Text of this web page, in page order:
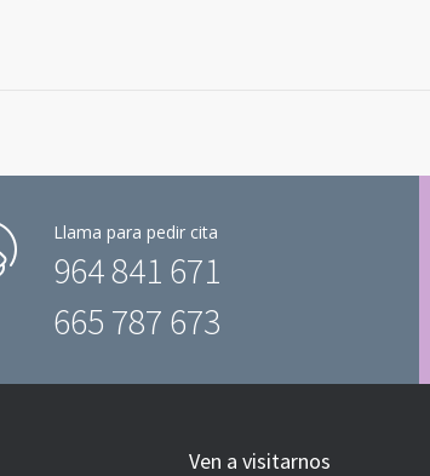
Llama para pedir cita
964 841 671
665 787 673
Ven a visitarnos